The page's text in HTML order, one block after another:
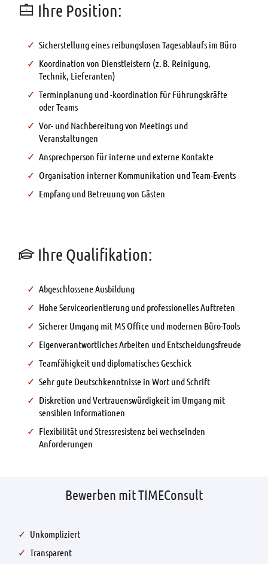
Ihre Position:
Sicherstellung eines reibungslosen Tagesablaufs im Büro
Koordination von Dienstleistern (z. B. Reinigung,
Technik, Lieferanten)
Terminplanung und -koordination für Führungskräfte
oder Teams
Vor- und Nachbereitung von Meetings und
Veranstaltungen
Ansprechperson für interne und externe Kontakte
Organisation interner Kommunikation und Team-Events
Empfang und Betreuung von Gästen
Ihre Qualifikation:
Abgeschlossene Ausbildung
Hohe Serviceorientierung und professionelles Auftreten
Sicherer Umgang mit MS Office und modernen Büro-Tools
Eigenverantwortliches Arbeiten und Entscheidungsfreude
Teamfähigkeit und diplomatisches Geschick
Sehr gute Deutschkenntnisse in Wort und Schrift
Diskretion und Vertrauenswürdigkeit im Umgang mit
sensiblen Informationen
Flexibilität und Stressresistenz bei wechselnden
Anforderungen
Bewerben mit TIMEConsult
Unkompliziert
Transparent